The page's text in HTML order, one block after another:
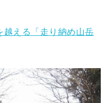
越える「走り納め山岳